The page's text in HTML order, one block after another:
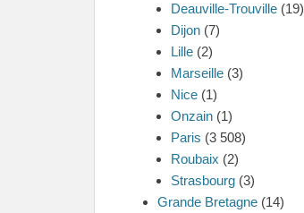
Deauville-Trouville (19)
Dijon (7)
Lille (2)
Marseille (3)
Nice (1)
Onzain (1)
Paris (3 508)
Roubaix (2)
Strasbourg (3)
Grande Bretagne (14)